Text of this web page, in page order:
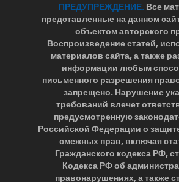
ПРЕДУПРЕЖДЕНИЕ. Все
представленные на данном
объектом авторского
Воспроизведение статей,
материалов сайта, а также
информации любым
письменного разрешения
запрещено. Нарушение
требований влечет
предусмотренную
Российской Федерации о
смежных прав, включая
Гражданского кодекса РФ,
Кодекса РФ об
правонарушениях, а также